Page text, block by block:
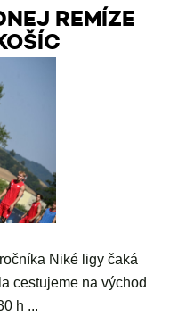
REMÍZE
Niké ligy čaká
cestujeme na východ
h ...